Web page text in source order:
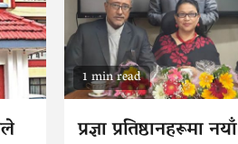
1 min read
प्रज्ञा प्रतिष्ठानहरूमा नयाँ